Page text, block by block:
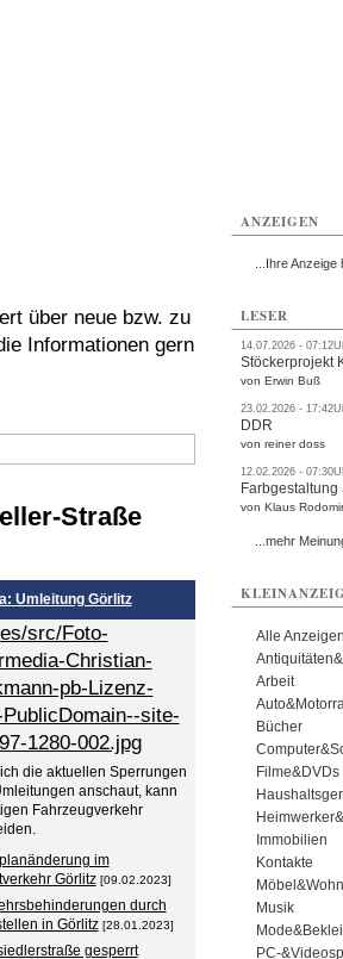
über neue bzw. zu
Informationen gern
Straße
Umleitung Görlitz
src/Foto-
Christian-
pb-Lizenz-
site-
1280-002.jpg
die aktuellen Sperrungen
anschaut, kann
Fahrzeugverkehr
im
Görlitz [09.02.2023]
durch
in Görlitz [28.01.2023]
gesperrt
ANZEIGEN
...Ihre Anzeige
LESER
14.07.2026 -
Stöckerprojekt
von Erwin Buß
23.02.2026 -
DDR
von reiner doss
12.02.2026 -
Farbgestaltung
von Klaus
...mehr
Alle Anzeigen
Arbeit
Bücher
Filme&DVDs
Immobilien
Kontakte
Musik
PC-